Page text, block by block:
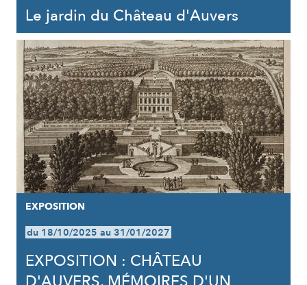
Le jardin du Château d'Auvers
EXPOSITION
du 18/10/2025 au 31/01/2027
EXPOSITION : CHÂTEAU